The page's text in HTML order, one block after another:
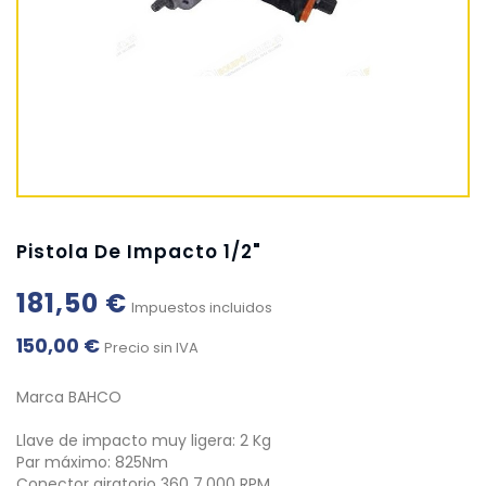
Pistola De Impacto 1/2"
181,50 € Impuestos incluidos
150,00 € Precio sin IVA
Marca BAHCO
Llave de impacto muy ligera: 2 Kg
Par máximo: 825Nm